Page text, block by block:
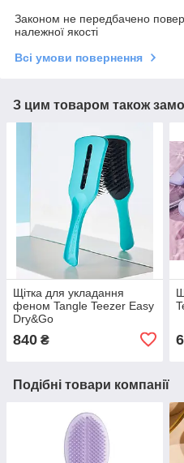
Законом не передбачено
належної якості
Всі умови повернення
З цим товаром також
Щітка для укладання
феном Tangle Teezer Easy
Dry&Go
840 ₴
Подібні товари компанії